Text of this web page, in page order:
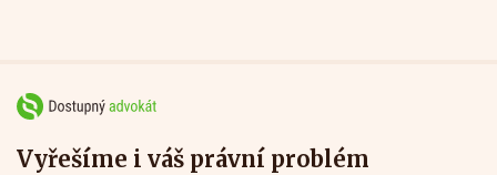
Vyřešíme i váš právní problém